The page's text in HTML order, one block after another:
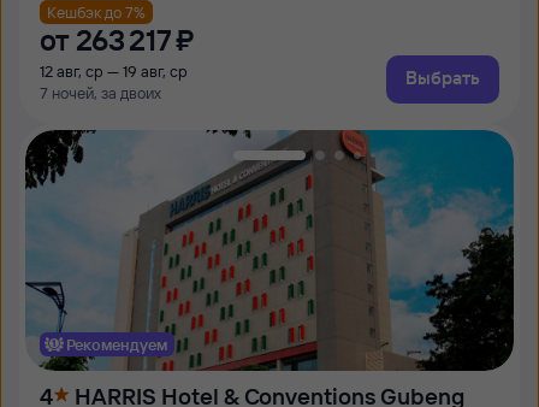
Кешбэк до 7%
от 263 ⁠217 ⁠₽
12 авг, ср — 19 авг, ср
7 ночей, за двоих
Выбрать
Рекомендуем
4
HARRIS Hotel & Conventions Gubeng